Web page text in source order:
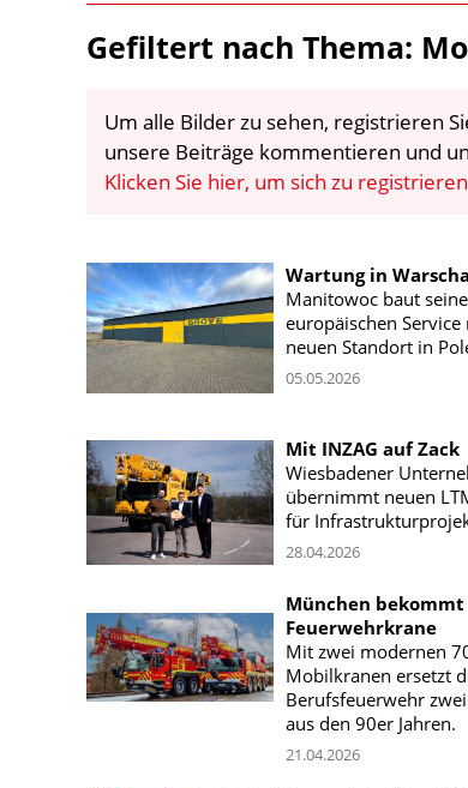
Gefiltert nach Thema:
Um alle Bilder zu sehen, registrieren
unsere Beiträge kommentieren und
Klicken Sie hier, um sich zu registrieren
Wartung in
Manitowoc baut
europäischen
neuen Standort in
05.05.2026
Mit INZAG auf Zack
Wiesbadener
übernimmt neuen
für
28.04.2026
München bekommt
Feuerwehrkrane
Mit zwei modernen
Mobilkranen ersetzt
Berufsfeuerwehr
aus den 90er Jahren.
21.04.2026